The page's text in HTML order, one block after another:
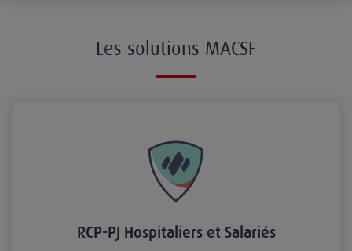
Les solutions MACSF
RCP-PJ Hospitaliers et Salariés